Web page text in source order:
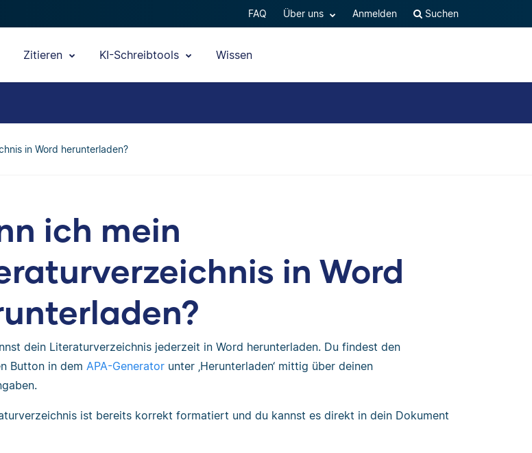
FAQ Über uns Anmelden Suchen
Zitieren KI-Schreibtools Wissen
in Word herunterladen?
ich mein
in Word
dein Literaturverzeichnis jederzeit in Word herunterladen. Du findest den
Button in dem APA-Generatorunter ‚Herunterladen‘ mittig über deinen
ist bereits korrekt formatiert und du kannst es direkt in dein Dokument